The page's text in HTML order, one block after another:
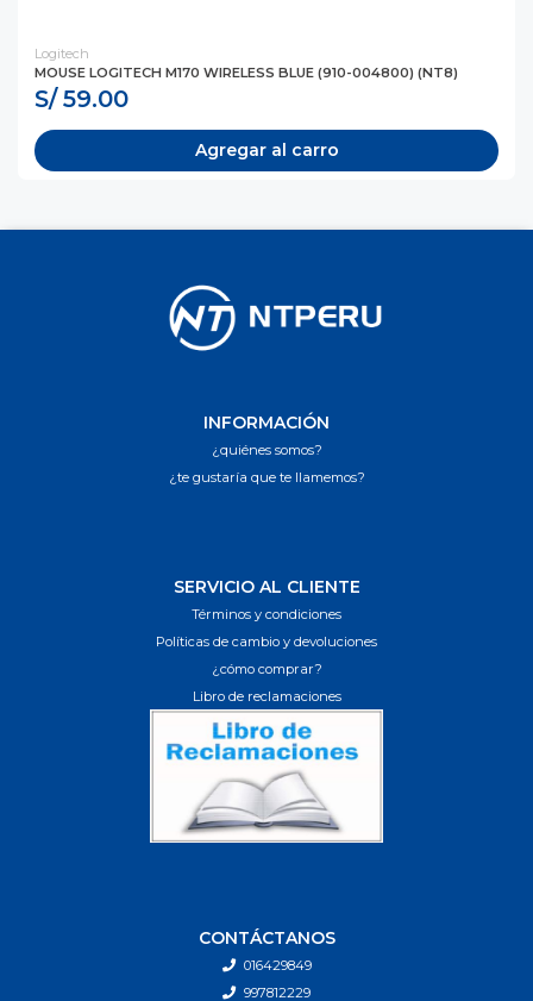
Logitech
MOUSE LOGITECH M170 WIRELESS BLUE (910-004800) (NT8)
S/ 59.00
Agregar al carro
INFORMACIÓN
¿quiénes somos?
¿te gustaría que te llamemos?
SERVICIO AL CLIENTE
Términos y condiciones
Políticas de cambio y devoluciones
¿cómo comprar?
Libro de reclamaciones
CONTÁCTANOS
016429849
997812229